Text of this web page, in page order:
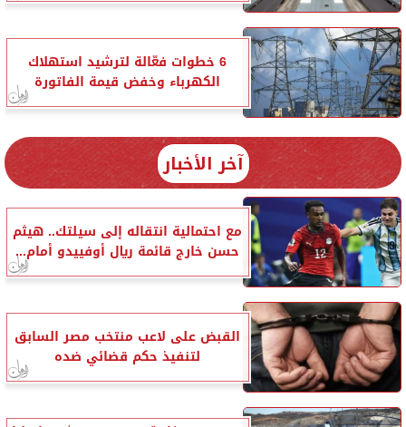
6 خطوات فعّالة لترشيد استهلاك
الكهرباء وخفض قيمة الفاتورة
آخر الأخبار
مع احتمالية انتقاله إلى سيلتك.. هيثم
حسن خارج قائمة ريال أوفييدو أمام...
القبض على لاعب منتخب مصر السابق
لتنفيذ حكم قضائي ضده